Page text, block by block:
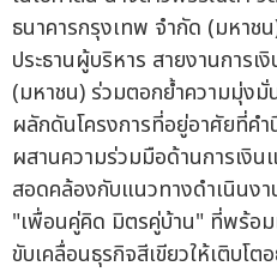
ธนาคารกรุงเทพ จำกัด (มหาช
ประธานผู้บริหาร สายงานการ
(มหาชน) ร่วมตอกย้ำความมุ่ง
ผลักดันโครงการที่อยู่อาศัยที่ค
ผสานความร่วมมือด้านการเงิ
สอดคล้องกับแนวทางดำเนินง
"เพื่อนคู่คิด มิตรคู่บ้าน" ที่พร้อม
ขับเคลื่อนธุรกิจสีเขียวให้เติบโต